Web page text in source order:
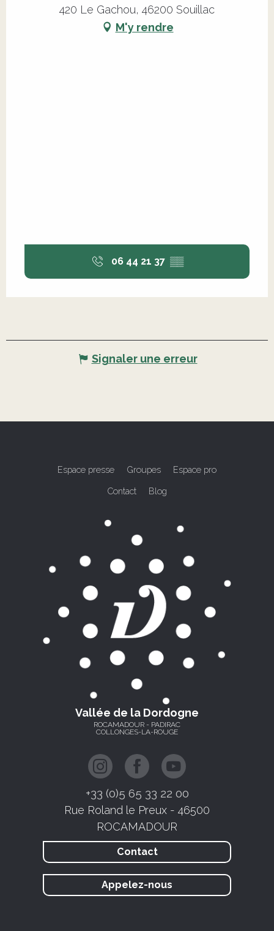
420 Le Gachou, 46200 Souillac
M'y rendre
06 44 21 37 ▒▒
Signaler une erreur
Espace presse Groupes Espace pro
Contact Blog
Vallée de la Dordogne
ROCAMADOUR - PADIRAC
COLLONGES-LA-ROUGE
+33 (0)5 65 33 22 00
Rue Roland le Preux - 46500
ROCAMADOUR
Contact
Appelez-nous